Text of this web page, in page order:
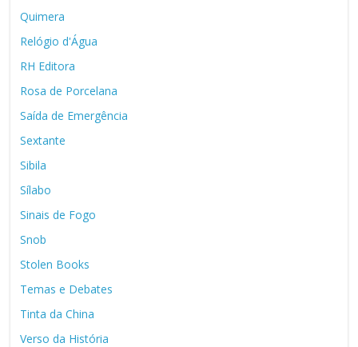
Quimera
Relógio d'Água
RH Editora
Rosa de Porcelana
Saída de Emergência
Sextante
Sibila
Sílabo
Sinais de Fogo
Snob
Stolen Books
Temas e Debates
Tinta da China
Verso da História